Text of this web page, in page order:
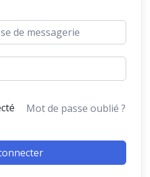
Mot de passe oublié ?